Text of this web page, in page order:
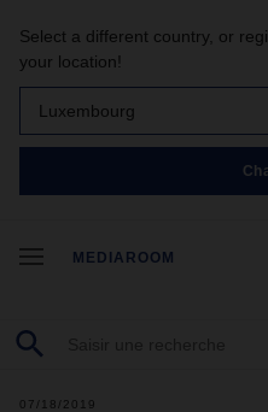
Select a different country, or
your location!
Luxembourg
MEDIAROOM
07/18/2019